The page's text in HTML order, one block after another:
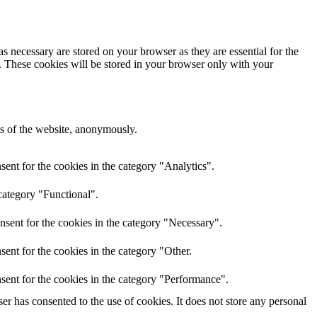
are stored on your browser as they are essential for the
These cookies will be stored in your browser only with your
of the website, anonymously.
for the cookies in the category "Analytics".
"Functional".
for the cookies in the category "Necessary".
for the cookies in the category "Other.
for the cookies in the category "Performance".
has consented to the use of cookies. It does not store any personal